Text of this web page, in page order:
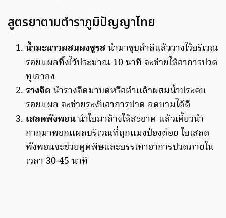
สูตรยาตามตำราภูมิปัญญาไทย
น้ำมะนาวผสมผงชูรสนำมาชุบสำลีแล้ววางไว้บริเวณ
รอยแผลทิ้งไว้ประมาณ 10 นาที จะช่วยให้อาการปวด
ทุเลาลง
รางจืด นำรางจืดมาบดหรือตำแล้วผสมน้ำประคบ
รอยแผล จะช่วยระงับอาการปวด ลดบวมได้ดี
เสลดพังพอนนำใบมาล้างให้สะอาด แล้วเคี้ยวนำ
กากมาพอกแผลบริเวณที่ถูกแมงป่องต่อย ใบเสลด
พังพอนจะช่วยดูดพิษและบรรเทาอาการปวดภายใน
เวลา 30-45 นาที